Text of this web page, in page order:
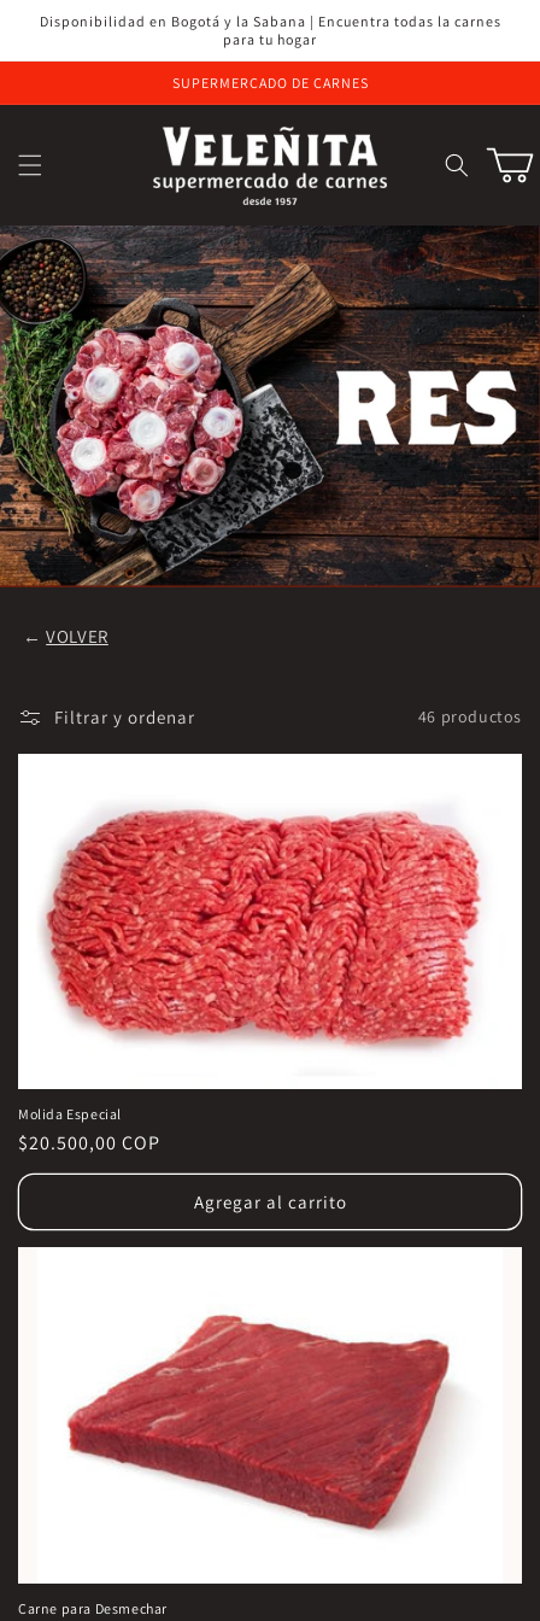
directamente
Disponibilidad en Bogotá y la Sabana | Encuentra todas la carnes
para tu hogar
SUPERMERCADO DE CARNES
Carrito
←VOLVER
Filtrar y ordenar 46 productos
Molida Especial
Precio
habitual
$20.500,00 COP
Agregar al carrito
Carne para Desmechar